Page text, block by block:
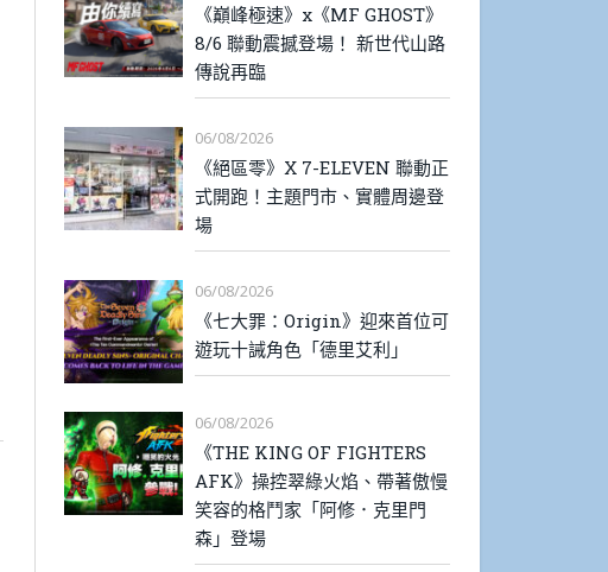
《巔峰極速》x《MF GHOST》
8/6 聯動震撼登場！ 新世代山路
傳說再臨
06/08/2026
《絕區零》X 7-ELEVEN 聯動正
式開跑！主題門市、實體周邊登
場
06/08/2026
《七大罪：Origin》迎來首位可
遊玩十誡角色「德里艾利」
06/08/2026
《THE KING OF FIGHTERS
AFK》操控翠綠火焰、帶著傲慢
笑容的格鬥家「阿修．克里門
森」登場